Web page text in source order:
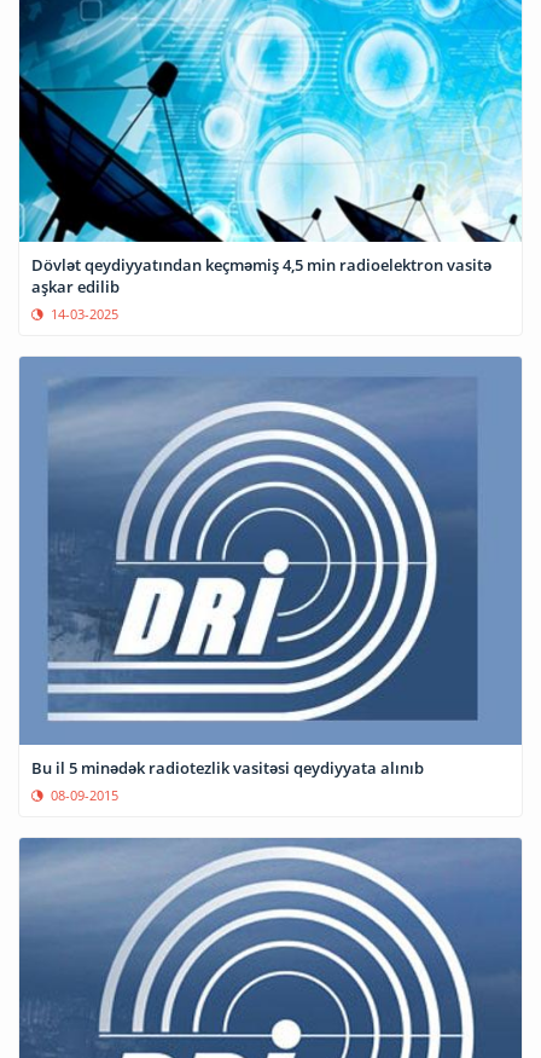
Dövlət qeydiyyatından keçməmiş 4,5 min radioelektron vasitə
aşkar edilib
14-03-2025
Bu il 5 minədək radiotezlik vasitəsi qeydiyyata alınıb
08-09-2015